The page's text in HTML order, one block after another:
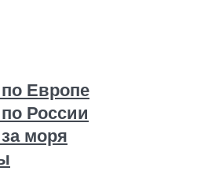
Европе
России
моря